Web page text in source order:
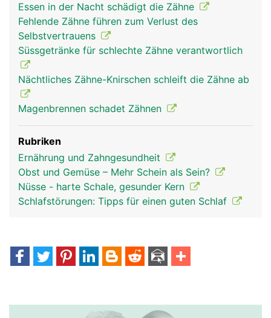
Essen in der Nacht schädigt die Zähne
Fehlende Zähne führen zum Verlust des
Selbstvertrauens
Süssgetränke für schlechte Zähne verantwortlich
Nächtliches Zähne-Knirschen schleift die Zähne ab
Magenbrennen schadet Zähnen
Rubriken
Ernährung und Zahngesundheit
Obst und Gemüse – Mehr Schein als Sein?
Nüsse - harte Schale, gesunder Kern
Schlafstörungen: Tipps für einen guten Schlaf